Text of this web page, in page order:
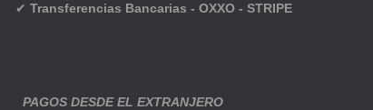
✔ Transferencias Bancarias - OXXO - STRIPE
PAGOS DESDE EL EXTRANJERO